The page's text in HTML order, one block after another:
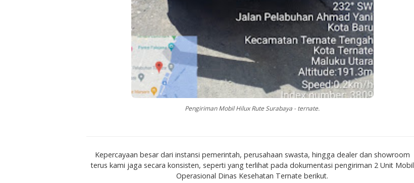
Pengiriman Mobil Hilux Rute Surabaya - ternate.
Kepercayaan besar dari instansi pemerintah, perusahaan swasta, hingga dealer dan showroom
terus kami jaga secara konsisten, seperti yang terlihat pada dokumentasi pengiriman 2 Unit Mobil
Operasional Dinas Kesehatan Ternate berikut.